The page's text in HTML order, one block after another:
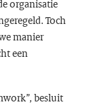
organisatie
Toch
manier
een
besluit